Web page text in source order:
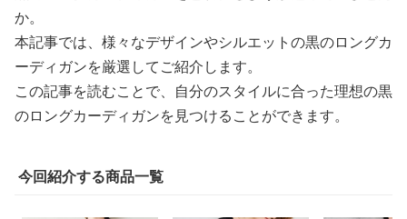
か。
本記事では、様々なデザインやシルエットの黒のロングカ
ーディガンを厳選してご紹介します。
この記事を読むことで、自分のスタイルに合った理想の黒
のロングカーディガンを見つけることができます。
今回紹介する商品一覧